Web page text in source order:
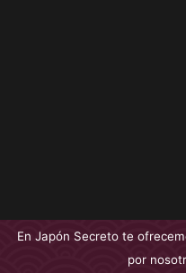
En Japón Secreto te
por